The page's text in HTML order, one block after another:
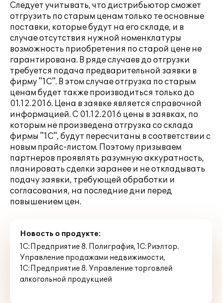
Следует учитывать, что дистрибьютор сможет
отгрузить по старым ценам только те основные
поставки, которые будут на его складе, и в
случае отсутствия нужной номенклатуры
возможность приобретения по старой цене не
гарантирована. В ряде случаев до отгрузки
требуется подача предварительной заявки в
фирму "1С". В этом случае отгрузка по старым
ценам будет также производиться только до
01.12.2016. Цена в заявке является справочной
информацией. С 01.12.2016 цены в заявках, по
которым не произведена отгрузка со склада
фирмы "1С", будут пересчитаны в соответствии с
новым прайс-листом. Поэтому призываем
партнеров проявлять разумную аккуратность,
планировать сделки заранее и не откладывать
подачу заявки, требующей обработки и
согласования, на последние дни перед
повышением цен.
Новость о продукте:
1С:Предприятие 8. Полиграфия,1С:Риэлтор.
Управление продажами недвижимости,
1С:Предприятие 8. Управление торговлей
алкогольной продукцией